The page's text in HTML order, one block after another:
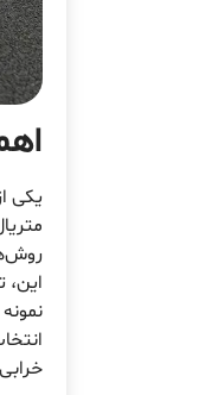
یکی
این،